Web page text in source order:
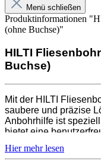
Menü schließen
Produktinformationen
(ohne Buchse)"
HILTI
Buchse)
Mit der HILTI
saubere und präzise
Anbohrhilfe ist
bietet eine
Ausrichtung ist flexibel